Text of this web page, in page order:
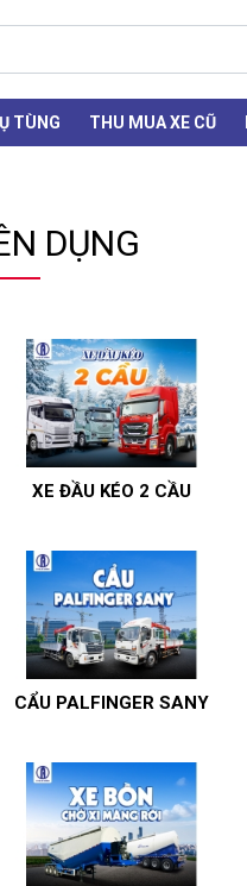
TÙNG THU MUA XE CŨ
DỤNG
XE ĐẦU KÉO 2 CẦU
CẨU PALFINGER SANY